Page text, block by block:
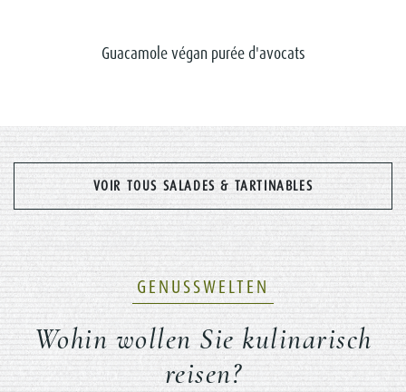
Guacamole végan purée d'avocats
VOIR TOUS SALADES & TARTINABLES
GENUSSWELTEN
Wohin wollen Sie kulinarisch
reisen?